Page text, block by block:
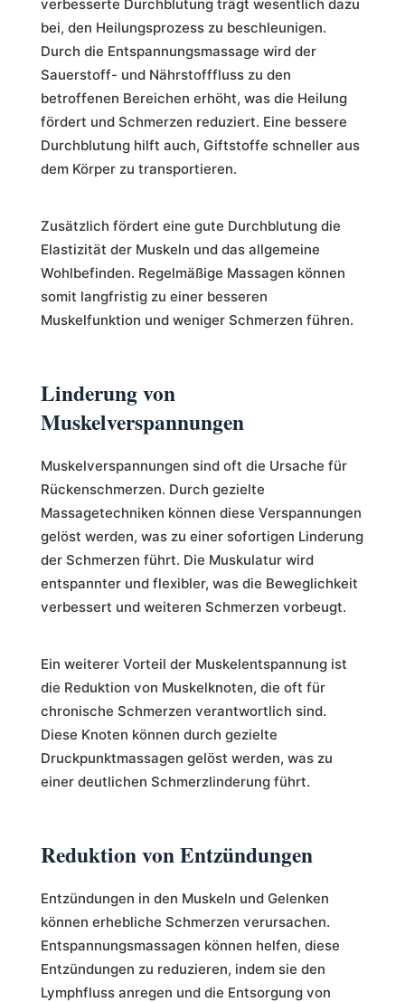
verbesserte Durchblutung trägt wesentlich dazu
bei, den Heilungsprozess zu beschleunigen.
Durch die Entspannungsmassage wird der
Sauerstoff- und Nährstofffluss zu den
betroffenen Bereichen erhöht, was die Heilung
fördert und Schmerzen reduziert. Eine bessere
Durchblutung hilft auch, Giftstoffe schneller aus
dem Körper zu transportieren.
Zusätzlich fördert eine gute Durchblutung die
Elastizität der Muskeln und das allgemeine
Wohlbefinden. Regelmäßige Massagen können
somit langfristig zu einer besseren
Muskelfunktion und weniger Schmerzen führen.
Linderung von
Muskelverspannungen
Muskelverspannungen sind oft die Ursache für
Rückenschmerzen. Durch gezielte
Massagetechniken können diese Verspannungen
gelöst werden, was zu einer sofortigen Linderung
der Schmerzen führt. Die Muskulatur wird
entspannter und flexibler, was die Beweglichkeit
verbessert und weiteren Schmerzen vorbeugt.
Ein weiterer Vorteil der Muskelentspannung ist
die Reduktion von Muskelknoten, die oft für
chronische Schmerzen verantwortlich sind.
Diese Knoten können durch gezielte
Druckpunktmassagen gelöst werden, was zu
einer deutlichen Schmerzlinderung führt.
Reduktion von Entzündungen
Entzündungen in den Muskeln und Gelenken
können erhebliche Schmerzen verursachen.
Entspannungsmassagen können helfen, diese
Entzündungen zu reduzieren, indem sie den
Lymphfluss anregen und die Entsorgung von